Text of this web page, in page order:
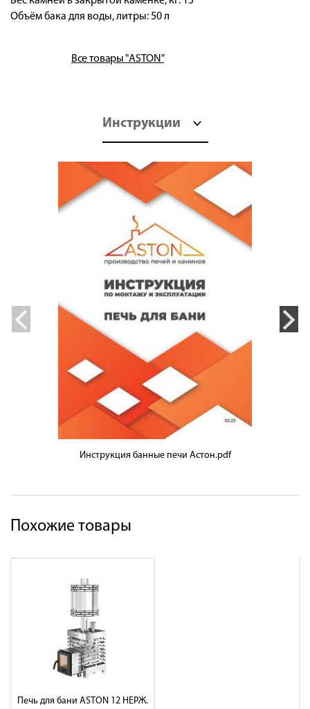
Объём бака для воды, литры: 50 л
Все товары "ASTON"
Инструкции
Инструкция банные печи Астон.pdf
Похожие товары
Печь для бани ASTON 12 НЕРЖ.